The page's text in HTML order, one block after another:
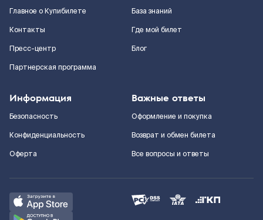
Главное о Купибилете
Контакты
Пресс-центр
Партнерская программа
База знаний
Где мой билет
Блог
Информация
Безопасность
Конфиденциальность
Оферта
Важные ответы
Оформление и покупка
Возврат и обмен билета
Все вопросы и ответы